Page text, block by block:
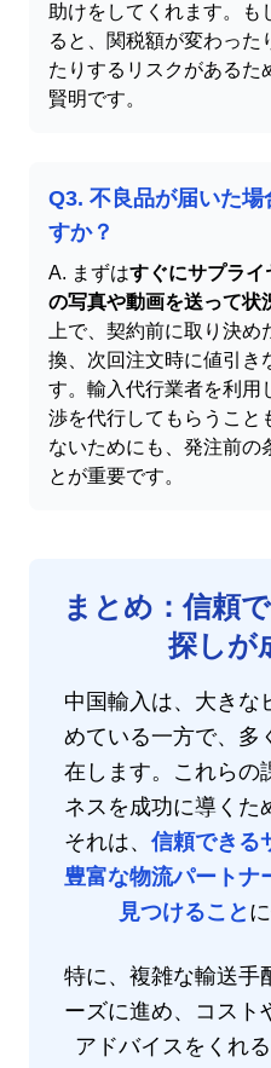
助けをしてくれます。も
ると、関税額が変わった
たりするリスクがあるた
賢明です。
Q3. 不良品が届いた
すか？
A. まずはすぐにサプラ
の写真や動画を送って状
上で、契約前に取り決
換、次回注文時に値引き
す。輸入代行業者を利用
渉を代行してもらうこと
ないためにも、発注前の
とが重要です。
まとめ：信頼
探しが
中国輸入は、大きな
めている一方で、多
在します。これらの
ネスを成功に導くた
それは、 信頼できる
豊富な物流パートナ
見つけること
特に、複雑な輸送手
ーズに進め、コスト
アドバイスをくれ